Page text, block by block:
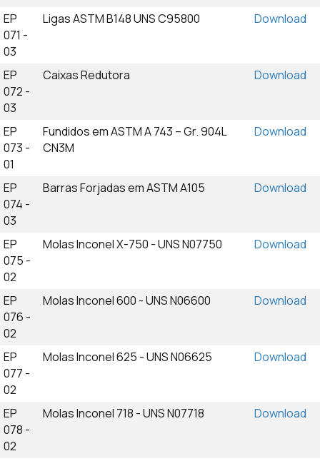
EP
071 -
03
Ligas ASTM B148 UNS C95800 Download
EP
072 -
03
Caixas Redutora Download
EP
073 -
01
Fundidos em ASTM A 743 – Gr. 904L
CN3M
Download
EP
074 -
03
Barras Forjadas em ASTM A105 Download
EP
075 -
02
Molas Inconel X-750 - UNS N07750 Download
EP
076 -
02
Molas Inconel 600 - UNS N06600 Download
EP
077 -
02
Molas Inconel 625 - UNS N06625 Download
EP
078 -
02
Molas Inconel 718 - UNS N07718 Download